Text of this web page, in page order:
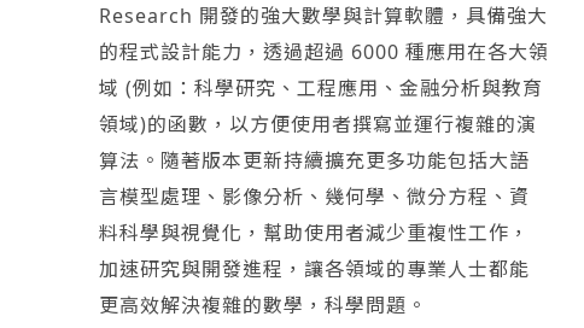
Research 開發的強大數學與計算軟體，具備強大
的程式設計能力，透過超過 6000 種應用在各大領
域 (例如：科學研究、工程應用、金融分析與教育
領域)的函數，以方便使用者撰寫並運行複雜的演
算法。隨著版本更新持續擴充更多功能包括大語
言模型處理、影像分析、幾何學、微分方程、資
料科學與視覺化，幫助使用者減少重複性工作，
加速研究與開發進程，讓各領域的專業人士都能
更高效解決複雜的數學，科學問題。